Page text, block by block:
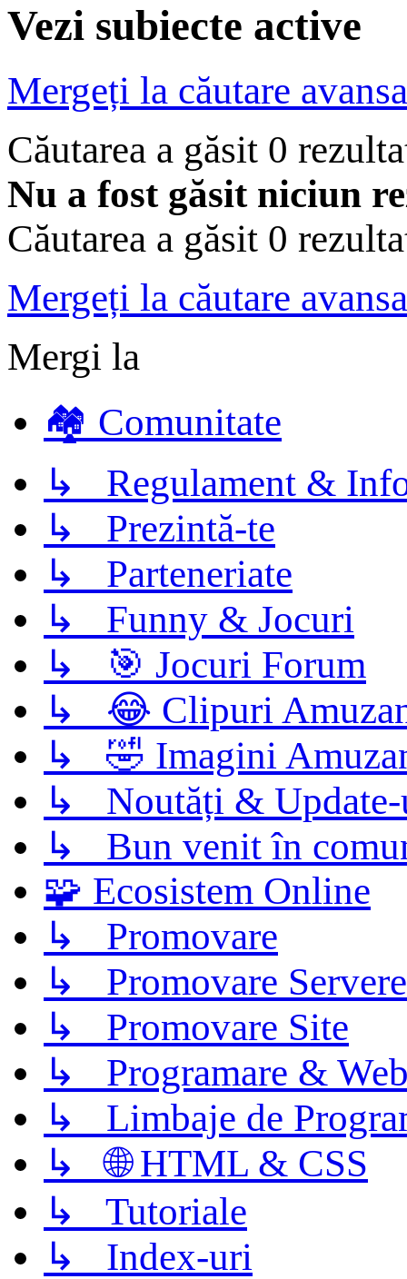
Vezi subiecte active
Mergeți la căutare
Căutarea a găsit 0
Nu a fost găsit niciun
Căutarea a găsit 0
Mergeți la căutare
Mergi la
🏘️ Comunitate
↳ Regulament &
↳ Prezintă-te
↳ Parteneriate
↳ Funny & Jocuri
↳ 🎯 Jocuri Forum
↳ 😂 Clipuri
↳ 🤣 Imagini
↳ Noutăți &
↳ Bun venit în
🧩 Ecosistem Online
↳ Promovare
↳ Promovare Servere
↳ Promovare Site
↳ Programare &
↳ Limbaje de
↳ 🌐 HTML & CSS
↳ Tutoriale
↳ Index-uri